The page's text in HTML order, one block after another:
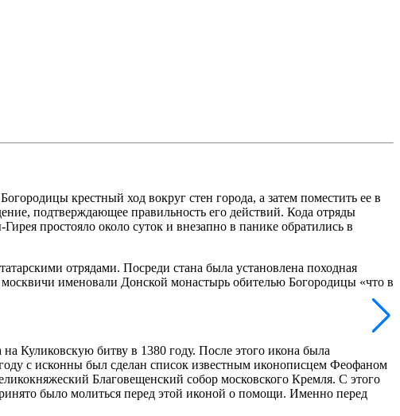
крестный ход вокруг стен города, а затем поместить ее в
подтверждающее правильность его действий. Кода отряды
простояло около суток и внезапно в панике обратились в
отрядами. Посреди стана была установлена походная
именовали Донской монастырь обителью Богородицы «что в
Куликовскую битву в 1380 году. После этого икона была
с исконны был сделан список известным иконописцем Феофаном
Благовещенский собор московского Кремля. С этого
было молиться перед этой иконой о помощи. Именно перед